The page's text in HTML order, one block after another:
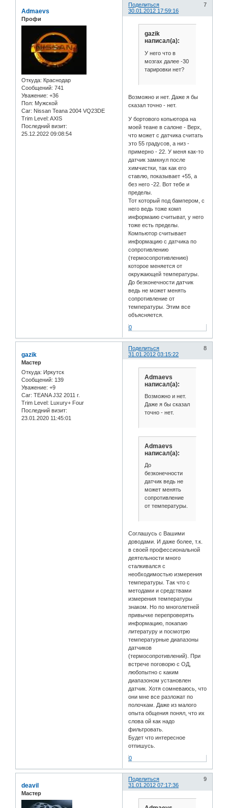
Поделиться
7
30.01.2012 17:59:16
Admaevs
Профи
Откуда: Краснодар
Сообщений: 741
Уважение: +36
Пол: Мужской
Car: Nissan Teana 2004 VQ23DE
Trim Level: AXIS
Последний визит:
25.12.2022 09:08:54
gazik
написал(а):
У него что в
мозгах далее -30
тарировки нет?
Возможно и нет. Даже я бы
сказал точно - нет.
У бортового копьютора на
моей теане в салоне - Верх,
что может с датчика считать
это 55 градусов, а низ -
примерно - 22. У меня как-то
датчик замкнул после
химчистки, так как его
ставлю, показывает +55, а
без него -22. Вот тебе и
пределы.
Тот который под бампером, с
него ведь тоже комп
информаию считыват, у него
тоже есть пределы.
Компьютор считывает
информацию с датчика по
сопротивлению
(термосопротивлению)
которое меняется от
окружающей температуры.
До безконечности датчик
ведь не может менять
сопротивление от
температуры. Этим все
объясняется.
0
Поделиться
8
31.01.2012 03:15:22
gazik
Мастер
Откуда: Иркутск
Сообщений: 139
Уважение: +9
Car: TEANA J32 2011 г.
Trim Level: Luxury+ Four
Последний визит:
23.01.2020 11:45:01
Admaevs
написал(а):
Возможно и нет.
Даже я бы сказал
точно - нет.
Admaevs
написал(а):
До
безконечности
датчик ведь не
может менять
сопротивление
от температуры.
Соглашусь с Вашими
доводами. И даже более, т.к.
в своей профессиональной
деятельности много
сталкивался с
необходимостью измерения
температуры. Так что с
методами и средствами
измерения температуры
знаком. Но по многолетней
привычке перепроверять
информацию, покапаю
литературу и посмотрю
температурные диапазоны
датчиков
(термосопротивлений). При
встрече поговорю с ОД,
любопытно с каким
диапазоном установлен
датчик. Хотя сомневаюсь, что
они мне все разложат по
полочкам. Даже из малого
опыта общения понял, что их
слова ой как надо
фильтровать.
Будет что интересное
отпишусь.
0
Поделиться
9
31.01.2012 07:17:36
deavil
Мастер